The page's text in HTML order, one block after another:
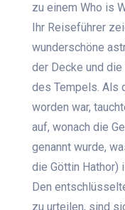
zu einem Who is
Ihr Reiseführer
wunderschöne
der Decke und
des Tempels. Als
worden war,
auf, wonach die
genannt wurde,
die Göttin Hathor)
Den
zu urteilen, sind